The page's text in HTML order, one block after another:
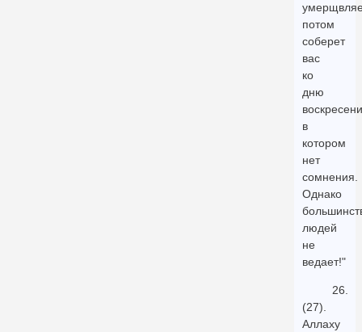
потом
соберет
вас
ко
дню
в
котором
нет
сомнения.
Однако
людей
не
ведает!"
26.
(27).
Аллаху